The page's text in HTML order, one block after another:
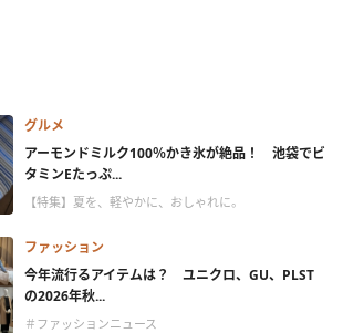
グルメ
アーモンドミルク100％かき氷が絶品！ 池袋でビ
タミンEたっぷ...
【特集】夏を、軽やかに、おしゃれに。
ファッション
今年流行るアイテムは？ ユニクロ、GU、PLST
の2026年秋...
＃ファッションニュース